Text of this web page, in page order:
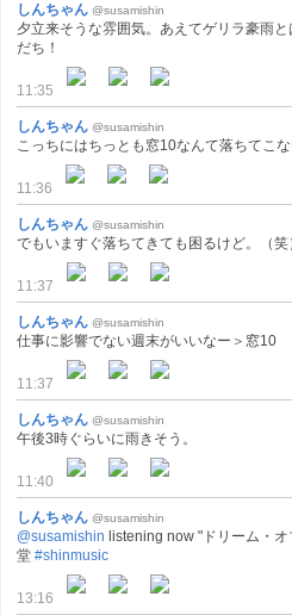
しんちゃん @susamishin
夕立来そうな雰囲気。あえてゲリラ豪雨
だち！
11:35
しんちゃん @susamishin
こっちにはちっとも窓10なんて落ちてこ
11:36
しんちゃん @susamishin
でもいますぐ落ちてきても困るけど。（
11:37
しんちゃん @susamishin
仕事に影響でない週末がいいなー＞窓10
11:37
しんちゃん @susamishin
午後3時ぐらいに雨きそう。
11:40
しんちゃん @susamishin
@susamishin listening now "ドリーム・
堂 #shinmusic
13:16